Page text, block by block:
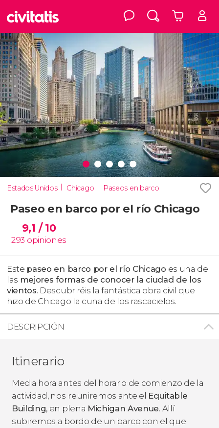
Estados Unidos Chicago Paseos en barco
Paseo en barco por el río Chicago
9,1 / 10
293 opiniones
Este paseo en barco por el río Chicago es una de
las mejores formas de conocer la ciudad de los
vientos. Descubriréis la fantástica obra civil que
hizo de Chicago la cuna de los rascacielos.
DESCRIPCIÓN
Itinerario
Media hora antes del horario de comienzo de la
actividad, nos reuniremos ante el Equitable
Building, en plena Michigan Avenue. Allí
subiremos a bordo de un barco con el que